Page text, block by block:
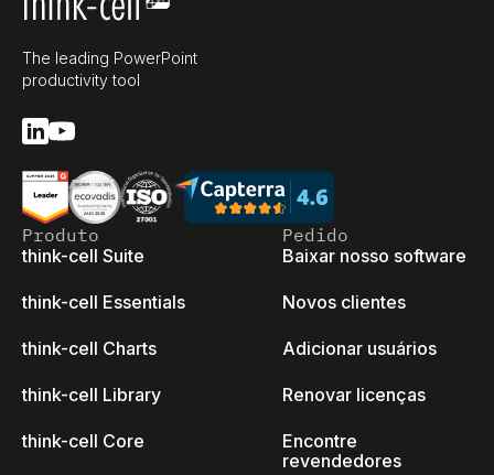
The leading PowerPoint
productivity tool
Produto
think-cell Suite
think-cell Essentials
think-cell Charts
think-cell Library
think-cell Core
Pedido
Baixar nosso software
Novos clientes
Adicionar usuários
Renovar licenças
Encontre
revendedores